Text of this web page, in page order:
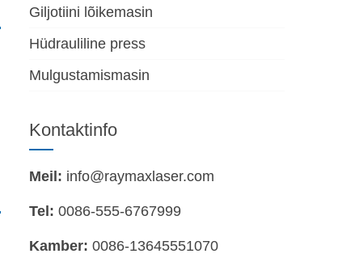
Giljotiini lõikemasin
Hüdrauliline press
Mulgustamismasin
Kontaktinfo
Meil: info@raymaxlaser.com
Tel: 0086-555-6767999
Kamber: 0086-13645551070